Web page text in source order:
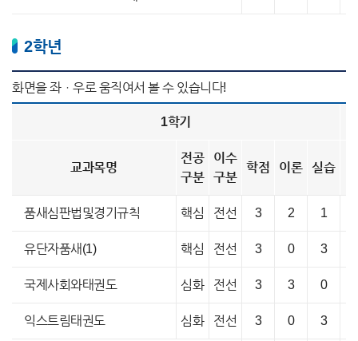
2학년
1학기
교과목명
전공
구분
이수
구분
학점 이론 실습
품새심판법및경기규칙 핵심 전선 3 2 1
유단자품새(1) 핵심 전선 3 0 3
국제사회와태권도 심화 전선 3 3 0
익스트림태권도 심화 전선 3 0 3